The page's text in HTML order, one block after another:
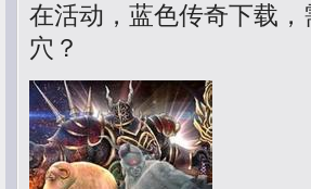
在活动，蓝色传奇下载
穴？